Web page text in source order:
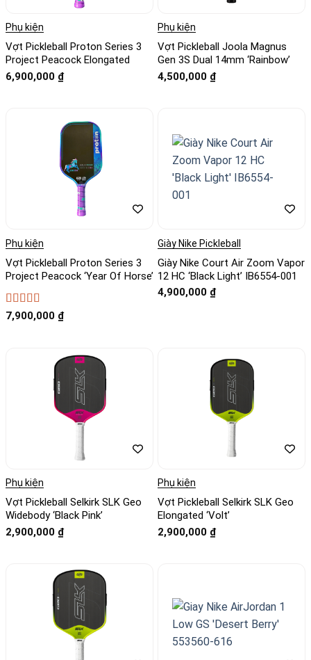
Phụ kiện
Vợt Pickleball Proton Series 3
Project Peacock Elongated
6,900,000 ₫
Phụ kiện
Vợt Pickleball Joola Magnus
Gen 3S Dual 14mm ‘Rainbow’
4,500,000 ₫
Phụ kiện
Vợt Pickleball Proton Series 3
Project Peacock ‘Year Of Horse’
Được xếp
7,900,000 ₫
Giày Nike Pickleball
Giày Nike Court Air Zoom Vapor
12 HC ‘Black Light’ IB6554-001
4,900,000 ₫
Phụ kiện
Vợt Pickleball Selkirk SLK Geo
Widebody ‘Black Pink’
2,900,000 ₫
Phụ kiện
Vợt Pickleball Selkirk SLK Geo
Elongated ‘Volt’
2,900,000 ₫